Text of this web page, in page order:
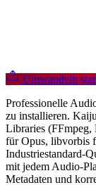
Umwandeln
Professionelle
zu installieren.
Libraries
für Opus, libvorbis
Industriestandard-
mit jedem Audio-
Metadaten und